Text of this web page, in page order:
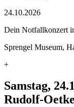
24.10.2026
Dein Notfallkonzert
Sprengel Museum,
+
Samstag,
Rudolf-